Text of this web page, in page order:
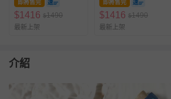
即將售完
$1416 $1490
最新上架
即將售完
$1416 $1490
最新上架
介紹